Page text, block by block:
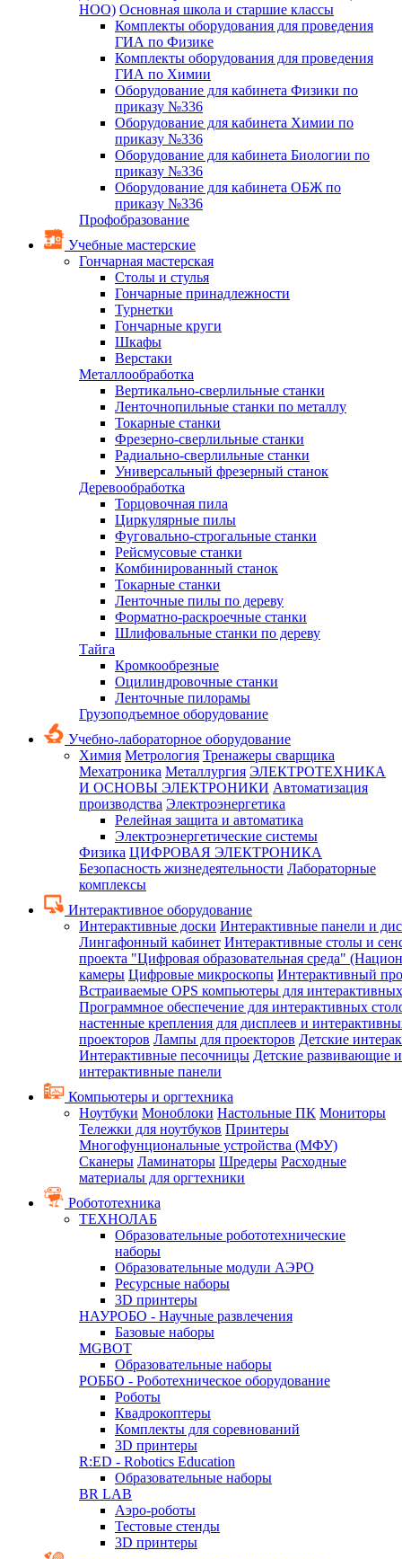
НОО) Основная школа и старшие классы
Комплекты оборудования для проведения
ГИА по Физике
Комплекты оборудования для проведения
ГИА по Химии
Оборудование для кабинета Физики по
приказу №336
Оборудование для кабинета Химии по
приказу №336
Оборудование для кабинета Биологии по
приказу №336
Оборудование для кабинета ОБЖ по
приказу №336
Профобразование
Учебные мастерские
Гончарная мастерская
Столы и стулья
Гончарные принадлежности
Турнетки
Гончарные круги
Шкафы
Верстаки
Металлообработка
Вертикально-сверлильные станки
Ленточнопильные станки по металлу
Токарные станки
Фрезерно-сверлильные станки
Радиально-сверлильные станки
Универсальный фрезерный станок
Деревообработка
Торцовочная пила
Циркулярные пилы
Фуговально-строгальные станки
Рейсмусовые станки
Комбинированный станок
Токарные станки
Ленточные пилы по дереву
Форматно-раскроечные станки
Шлифовальные станки по дереву
Тайга
Кромкообрезные
Оцилиндровочные станки
Ленточные пилорамы
Грузоподъемное оборудование
Учебно-лабораторное оборудование
Химия Метрология Тренажеры сварщика
Мехатроника Металлургия ЭЛЕКТРОТЕХНИКА
И ОСНОВЫ ЭЛЕКТРОНИКИ Автоматизация
производства Электроэнергетика
Релейная защита и автоматика
Электроэнергетические системы
Физика ЦИФРОВАЯ ЭЛЕКТРОНИКА
Безопасность жизнедеятельности Лабораторные
комплексы
Интерактивное оборудование
Интерактивные доски Интерактивные панели и
Лингафонный кабинет Интерактивные столы и
проекта "Цифровая образовательная среда"
камеры Цифровые микроскопы Интерактивный
Встраиваемые OPS компьютеры для
Программное обеспечение для интерактивных
настенные крепления для дисплеев и
проекторов Лампы для проекторов Детские
Интерактивные песочницы Детские развивающие
интерактивные панели
Компьютеры и оргтехника
Ноутбуки Моноблоки Настольные ПК Мониторы
Тележки для ноутбуков Принтеры
Многофунциональные устройства (МФУ)
Сканеры Ламинаторы Шредеры Расходные
материалы для оргтехники
Робототехника
ТЕХНОЛАБ
Образовательные робототехнические
наборы
Образовательные модули АЭРО
Ресурсные наборы
3D принтеры
НАУРОБО - Научные развлечения
Базовые наборы
MGBOT
Образовательные наборы
РОББО - Роботехническое оборудование
Роботы
Квадрокоптеры
Комплекты для соревнований
3D принтеры
R:ED - Robotics Education
Образовательные наборы
BR LAB
Аэро-роботы
Тестовые стенды
3D принтеры